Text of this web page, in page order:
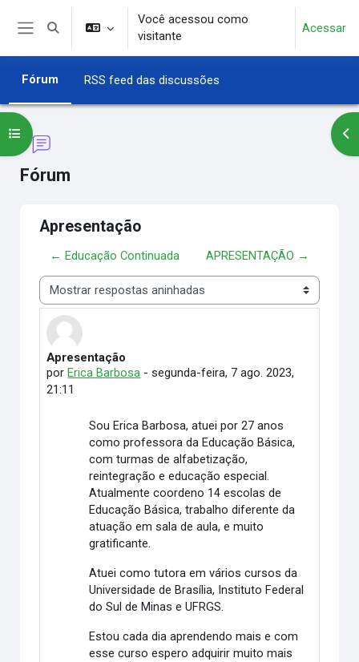
Ir para o conteúdo principal
Alternar entrada de pesquisa
Você acessou como
visitante
Acessar
Fórum RSS feed das discussões
Fórum
Abrir índice do curso
Apresentação
← Educação Continuada APRESENTAÇÃO →
Modo de visualização
Apresentação
por Erica Barbosa -segunda-feira, 7 ago. 2023,
21:11
Número de respostas: 0
Sou Erica Barbosa, atuei por 27 anos
como professora da Educação Básica,
com turmas de alfabetização,
reintegração e educação especial.
Atualmente coordeno 14 escolas de
Educação Básica, trabalho diferente da
atuação em sala de aula, e muito
gratificante.
Atuei como tutora em vários cursos da
Universidade de Brasília, Instituto Federal
do Sul de Minas e UFRGS.
Estou cada dia aprendendo mais e com
esse curso espero adquirir muito mais